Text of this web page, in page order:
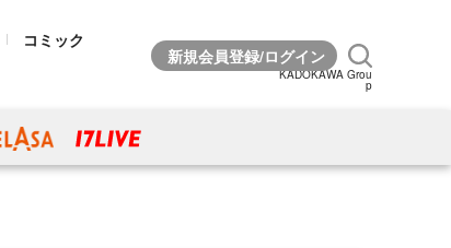
コミック
KADOKAWA Grou
p